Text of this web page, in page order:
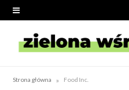
Strona główna » Food Inc.